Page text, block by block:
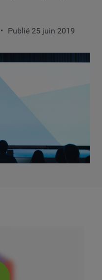
Publié 25 juin 2019